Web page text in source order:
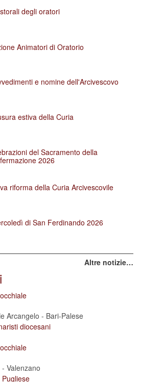
degli oratori
Animatori di Oratorio
e nomine dell'Arcivescovo
estiva della Curia
del Sacramento della
2026
riforma della Curia Arcivescovile
di San Ferdinando 2026
Altre notizie…
Arcangelo - Bari-Palese
diocesani
Valenzano